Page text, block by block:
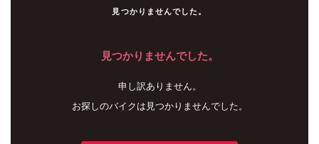
見つかりませんでした。
見つかりませんでした。
申し訳ありません。
お探しのバイクは見つかりませんでした。